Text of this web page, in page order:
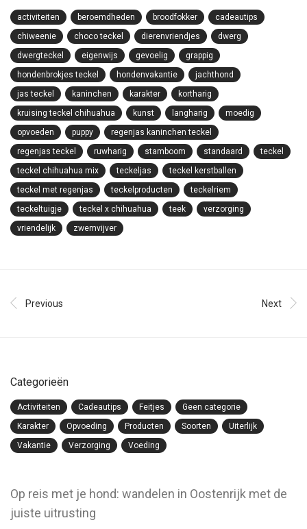
activiteiten beroemdheden broodfokker
cadeautips
chiweenie
choco teckel dierenvriendjes
dwerg
dwergteckel
eigenwijs gevoelig
grappig
hondenbrokjes teckel
hondenvakantie
jachthond
jas teckel
kaninchen karakter
kortharig
kruising teckel chihuahua
kunst langharig
moedig
opvoeden
puppy
regenjas kaninchen teckel
regenjas teckel
ruwharig stamboom standaard
teckel
teckel chihuahua mix
teckeljas
teckel kerstballen
teckel met regenjas
teckelproducten
teckelriem
teckeltuigje
teckel x chihuahua teek
verzorging
vriendelijk
zwemvijver
Previous Next
Categorieën
Activiteiten Cadeautips Feitjes
Geen categorie
Karakter
Opvoeding Producten Soorten
Uiterlijk
Vakantie
Verzorging Voeding
Op reis met je hond: wandelen in Oostenrijk met de
juiste uitrusting